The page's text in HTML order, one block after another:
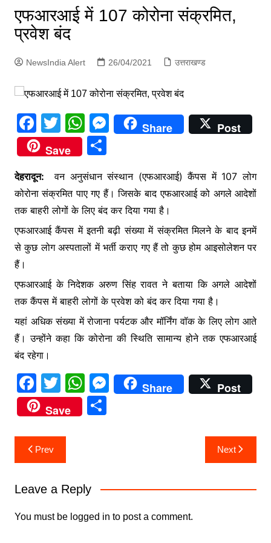
एफआरआई में 107 कोरोना संक्रमित,
प्रवेश बंद
NewsIndia Alert 26/04/2021 उत्तराखण्ड
F
a
c
e
b
o
o
k
T
w
itt
er
W
h
at
s
A
p
p
M
e
s
e
n
g
er
Share
Post
Save
S
ar
e
देहरादून: वन अनुसंधान संस्थान (एफआरआई) कैंपस में 107 लोग
कोरोना संक्रमित पाए गए हैं। जिसके बाद एफआरआई को अगले आदेशों
तक बाहरी लोगों के लिए बंद कर दिया गया है।
एफआरआई कैंपस में इतनी बढ़ी संख्या में संक्रमित मिलने के बाद इनमें
से कुछ लोग अस्पतालों में भर्ती कराए गए हैं तो कुछ होम आइसोलेशन पर
हैं।
एफआरआई के निदेशक अरुण सिंह रावत ने बताया कि अगले आदेशों
तक कैंपस में बाहरी लोगों के प्रवेश को बंद कर दिया गया है।
यहां अधिक संख्या में रोजाना पर्यटक और मॉर्निंग वॉक के लिए लोग आते
हैं। उन्होंने कहा कि कोरोना की स्थिति सामान्य होने तक एफआरआई
बंद रहेगा।
F
a
c
e
b
o
k
T
w
itt
er
W
h
at
p
p
M
e
er
Share
Post
Save
S
Post
navigation
Prev Next
Leave a Reply
You must be logged in to post a comment.